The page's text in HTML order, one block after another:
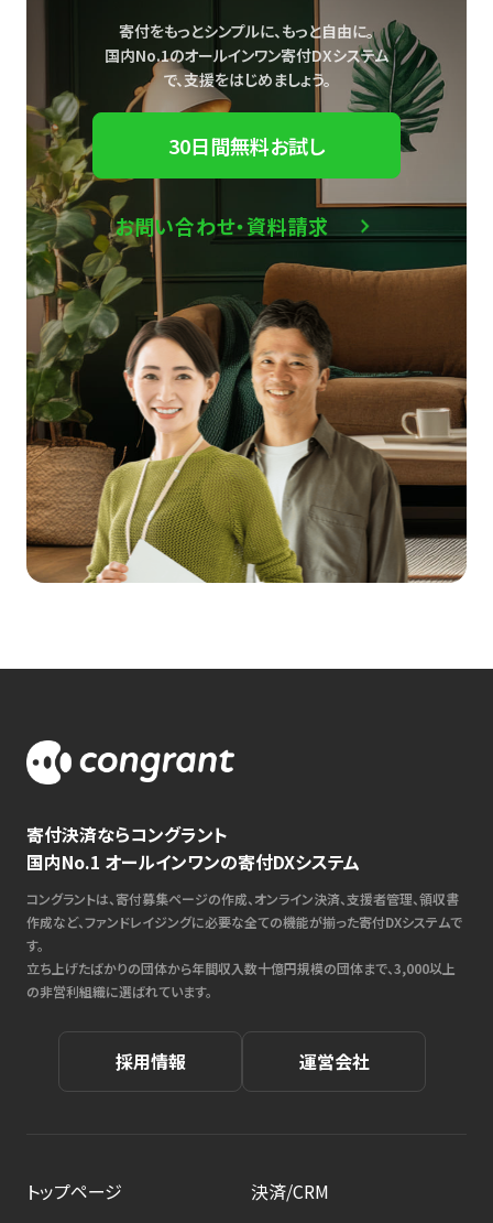
寄付をもっとシンプルに、もっと自由に。
国内No.1のオールインワン寄付DXシステム
で、支援をはじめましょう。
30日間無料お試し
お問い合わせ・資料請求
寄付決済ならコングラント
国内No.1 オールインワンの寄付DXシステム
コングラントは、寄付募集ページの作成、オンライン決済、支援者管理、領収書
作成など、ファンドレイジングに必要な全ての機能が揃った寄付DXシステムで
す。
立ち上げたばかりの団体から年間収入数十億円規模の団体まで、3,000以上
の非営利組織に選ばれています。
採用情報 運営会社
トップページ
決済/CRM